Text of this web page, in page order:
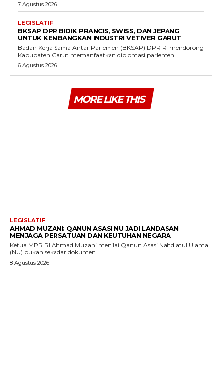
7 Agustus 2026
LEGISLATIF
BKSAP DPR BIDIK PRANCIS, SWISS, DAN JEPANG
UNTUK KEMBANGKAN INDUSTRI VETIVER GARUT
Badan Kerja Sama Antar Parlemen (BKSAP) DPR RI mendorong
Kabupaten Garut memanfaatkan diplomasi parlemen...
6 Agustus 2026
MORE LIKE THIS
LEGISLATIF
AHMAD MUZANI: QANUN ASASI NU JADI LANDASAN
MENJAGA PERSATUAN DAN KEUTUHAN NEGARA
Ketua MPR RI Ahmad Muzani menilai Qanun Asasi Nahdlatul Ulama
(NU) bukan sekadar dokumen...
8 Agustus 2026